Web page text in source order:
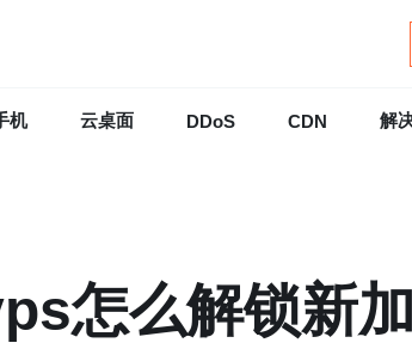
机 云桌面 DDoS CDN 解
怎么解锁新